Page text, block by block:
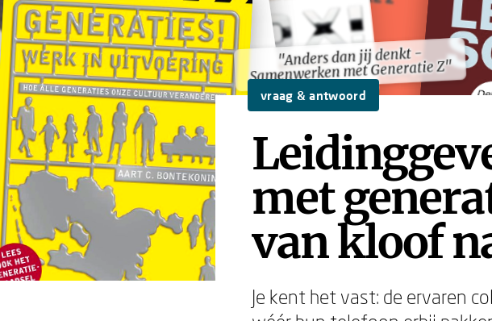
"Anders dan jij denkt -
Samenwerken met Generatie Z"
"Anders dan jij denkt -
Samenwerken met Generatie Z"
vraag & antwoord
met
van kloof
Je kent het vast: de ervaren